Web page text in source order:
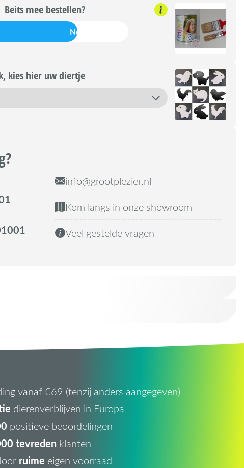
Beits mee bestellen?
Nee
kies hier uw diertje
info@grootplezier.nl
Kom langs in onze showroom
Veel gestelde vragen
vanaf €69 (tenzij anders aangegeven)
dierenverblijven in Europa
positieve beoordelingen
tevredenklanten
ruime eigen voorraad